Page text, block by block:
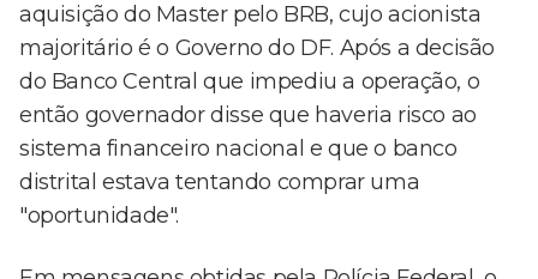
aquisição do Master pelo BRB, cujo acionista
majoritário é o Governo do DF. Após a decisão
do Banco Central que impediu a operação, o
então governador disse que haveria risco ao
sistema financeiro nacional e que o banco
distrital estava tentando comprar uma
"oportunidade".